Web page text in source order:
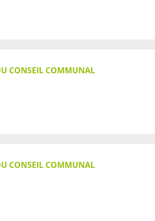
CONSEIL COMMUNAL
CONSEIL COMMUNAL